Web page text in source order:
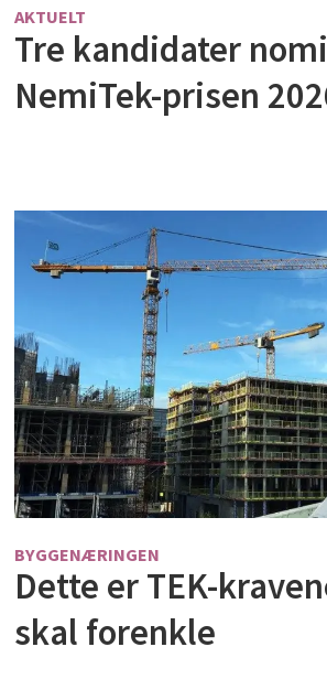
AKTUELT
Tre kandidater
NemiTek-prisen
BYGGENÆRINGEN
Dette er TEK-
skal forenkle